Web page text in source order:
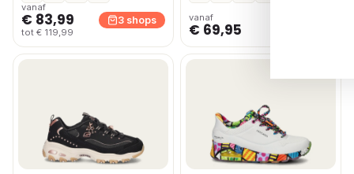
vanaf
€ 83,99
tot € 119,99
3 shops vanaf
€ 69,95